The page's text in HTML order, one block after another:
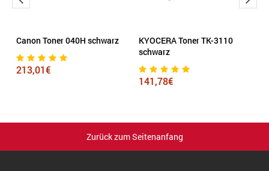
Canon Toner 040H schwarz
213,01€
KYOCERA Toner TK-3110
schwarz
141,78€
Zurück zum Seitenanfang